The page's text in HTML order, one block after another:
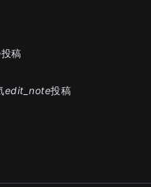
投稿
edit_note投稿